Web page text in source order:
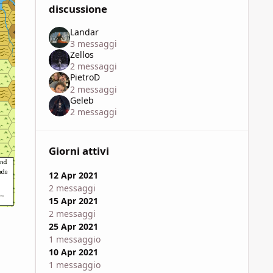
discussione
Landar
3 messaggi
Zellos
2 messaggi
PietroD
2 messaggi
Geleb
2 messaggi
Giorni attivi
12 Apr 2021
2 messaggi
15 Apr 2021
2 messaggi
25 Apr 2021
1 messaggio
10 Apr 2021
1 messaggio